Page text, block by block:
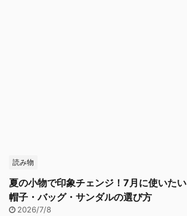
読み物
夏の小物で印象チェンジ！7月に使いたい
帽子・バッグ・サンダルの選び方
2026/7/8